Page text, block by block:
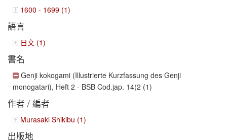
1600 - 1699 (1)
語言
日文 (1)
書名
Genji kokogami (Illustrierte Kurzfassung des Genji
monogatari), Heft 2 - BSB Cod.jap. 14(2 (1)
作者 / 編者
Murasaki Shikibu (1)
出版地